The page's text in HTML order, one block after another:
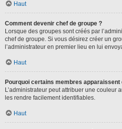
Haut
Comment devenir chef de groupe ?
Lorsque des groupes sont créés par
chef de groupe. Si vous désirez créer un
l’administrateur en premier lieu en lui
Haut
Pourquoi certains membres
L’administrateur peut attribuer une couleur
les rendre facilement identifiables.
Haut